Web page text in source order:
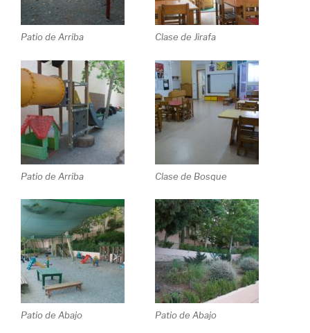
Patio de Arriba Clase de Jirafa
Patio de Arriba Clase de Bosque
Patio de Abajo Patio de Abajo